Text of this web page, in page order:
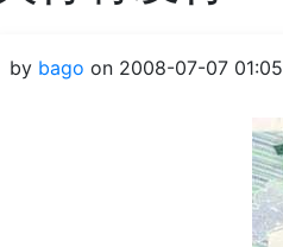
by bago on 2008-07-07